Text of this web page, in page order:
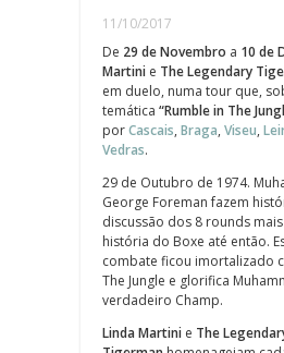
11/10/2017
De 29 de Novembro a 10 de
Martini e The Legendary
em duelo, numa tour que,
temática “Rumble in The
porCascais, Braga, Viseu,
Vedras.
29 de Outubro de 1974.
George Foreman fazem
discussão dos 8 rounds
história do Boxe até então.
combate ficou imortalizado
The Jungle e glorifica
verdadeiro Champ.
Linda Martini e The